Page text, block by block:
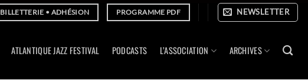
BILLETTERIE • ADHÉSION PROGRAMME PDF NEWSLETTER
ATLANTIQUE JAZZ FESTIVAL PODCASTS L’ASSOCIATION ARCHIVES